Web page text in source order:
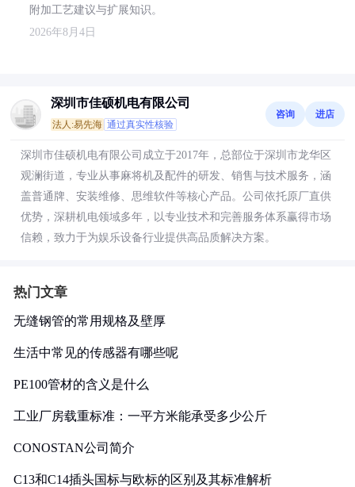
附加工艺建议与扩展知识。
2026年8月4日
深圳市佳硕机电有限公司
法人:易先海 通过真实性核验
咨询 进店
深圳市佳硕机电有限公司成立于2017年，总部位于深圳市龙华区
观澜街道，专业从事麻将机及配件的研发、销售与技术服务，涵
盖普通牌、安装维修、思维软件等核心产品。公司依托原厂直供
优势，深耕机电领域多年，以专业技术和完善服务体系赢得市场
信赖，致力于为娱乐设备行业提供高品质解决方案。
热门文章
无缝钢管的常用规格及壁厚
生活中常见的传感器有哪些呢
PE100管材的含义是什么
工业厂房载重标准：一平方米能承受多少公斤
CONOSTAN公司简介
C13和C14插头国标与欧标的区别及其标准解析